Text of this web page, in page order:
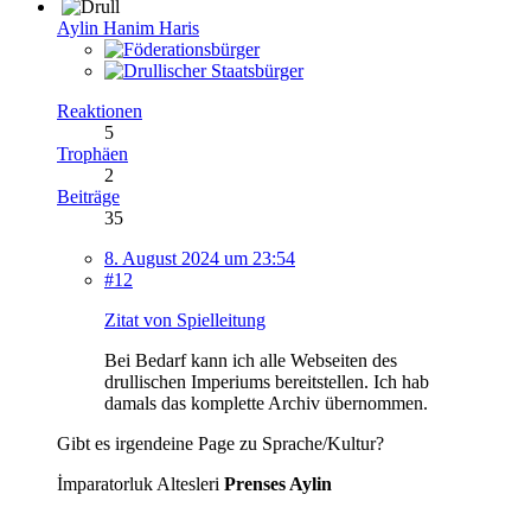
Aylin Hanim Haris
Reaktionen
5
Trophäen
2
Beiträge
35
8. August 2024 um 23:54
#12
Zitat von Spielleitung
Bei Bedarf kann ich alle Webseiten des
drullischen Imperiums bereitstellen. Ich hab
damals das komplette Archiv übernommen.
Gibt es irgendeine Page zu Sprache/Kultur?
İmparatorluk Altesleri Prenses Aylin